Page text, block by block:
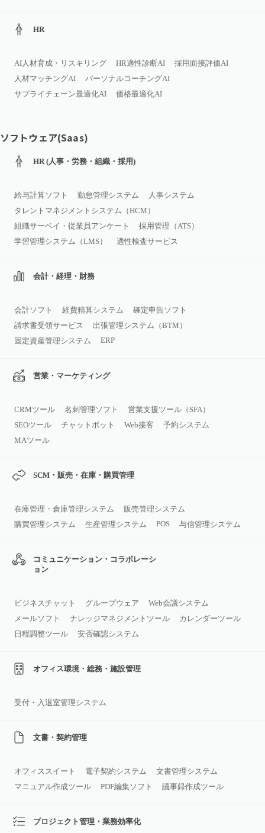
HR
AI人材育成・リスキリング HR適性診断AI
採用面接評価AI
人材マッチングAI
パーソナルコーチングAI
サプライチェーン最適化AI
価格最適化AI
ソフトウェア(Saas)
HR (人事・労務・組織・採用)
給与計算ソフト 勤怠管理システム
人事システム
タレントマネジメントシステム（HCM）
組織サーベイ・従業員アンケート
採用管理（ATS）
学習管理システム（LMS）
適性検査サービス
会計・経理・財務
会計ソフト 経費精算システム
確定申告ソフト
請求書受領サービス
出張管理システム（BTM）
固定資産管理システム
ERP
営業・マーケティング
CRMツール 名刺管理ソフト
営業支援ツール（SFA）
SEOツール
チャットボット Web接客
予約システム
MAツール
SCM・販売・在庫・購買管理
在庫管理・倉庫管理システム
販売管理システム
購買管理システム
生産管理システム POS 与信管理システム
コミュニケーション・コラボレーシ
ョン
ビジネスチャット グループウェア
Web会議システム
メールソフト
ナレッジマネジメントツール
カレンダーツール
日程調整ツール
安否確認システム
オフィス環境・総務・施設管理
受付・入退室管理システム
文書・契約管理
オフィススイート 電子契約システム
文書管理システム
マニュアル作成ツール
PDF編集ソフト 議事録作成ツール
プロジェクト管理・業務効率化